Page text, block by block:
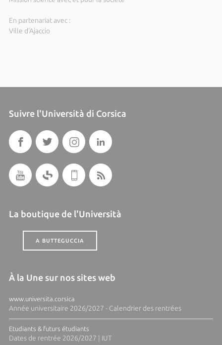
En partenariat avec :
Ville d'Ajaccio
Suivre l'Università di Corsica
La boutique de l'Università
A BUTTEGUCCIA
À la Une sur nos sites web
www.universita.corsica
Année universitaire 2026/2027 - Calendrier des rentrées
Etudiants & futurs étudiants
Dates de rentrée 2026/2027 | IUT